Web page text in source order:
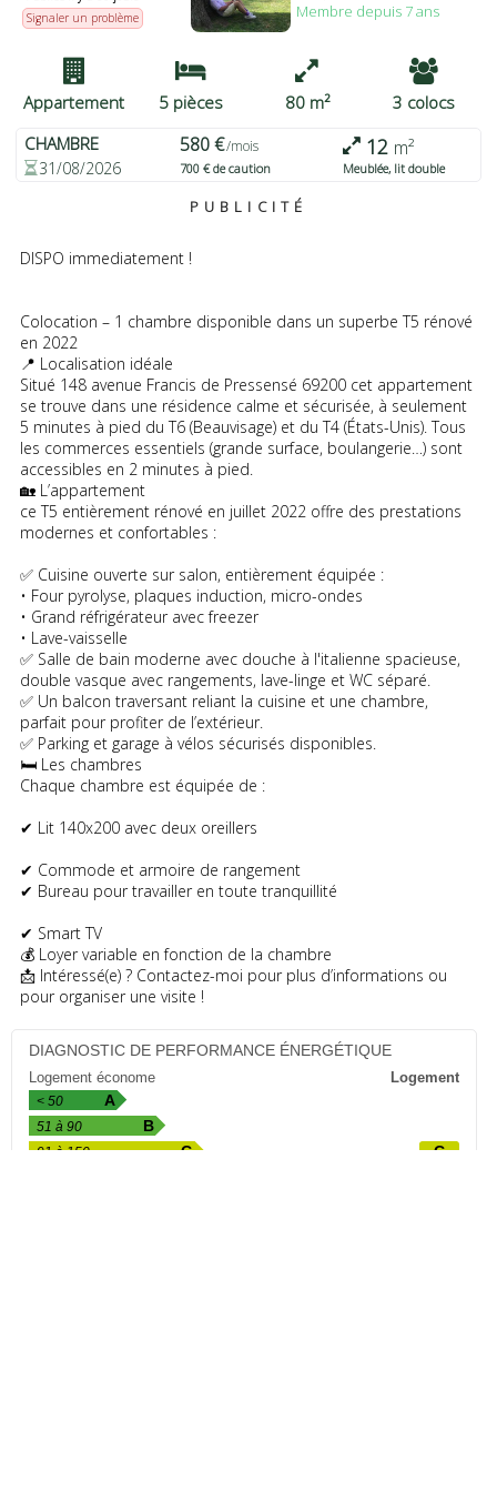
pouvez modifier vos préférences ou retirer votre
consentement à tout moment en revenant sur ce site et en
cliquant sur le bouton "Confidentialité" en bas de la page Web.
PLUS D'OPTIONS
Signaler un problème
Membre depuis 7 ans
Appartement 5 pièces 80 m²
3 colocs
CHAMBRE
580 €/mois 12 m²
31/08/2026 700 € de caution Meublée, lit double
PUBLICITÉ
DISPO immediatement !
Colocation – 1 chambre disponible dans un superbe T5 rénové
en 2022
📍 Localisation idéale
Situé 148 avenue Francis de Pressensé 69200 cet appartement
se trouve dans une résidence calme et sécurisée, à seulement
5 minutes à pied du T6 (Beauvisage) et du T4 (États-Unis). Tous
les commerces essentiels (grande surface, boulangerie…) sont
accessibles en 2 minutes à pied.
🏡 L’appartement
ce T5 entièrement rénové en juillet 2022 offre des prestations
modernes et confortables :
✅ Cuisine ouverte sur salon, entièrement équipée :
• Four pyrolyse, plaques induction, micro-ondes
• Grand réfrigérateur avec freezer
• Lave-vaisselle
✅ Salle de bain moderne avec douche à l'italienne spacieuse,
double vasque avec rangements, lave-linge et WC séparé.
✅ Un balcon traversant reliant la cuisine et une chambre,
parfait pour profiter de l’extérieur.
✅ Parking et garage à vélos sécurisés disponibles.
🛏 Les chambres
Chaque chambre est équipée de :
✔ Lit 140x200 avec deux oreillers
✔ Commode et armoire de rangement
✔ Bureau pour travailler en toute tranquillité
✔ Smart TV
💰 Loyer variable en fonction de la chambre
📩 Intéressé(e) ? Contactez-moi pour plus d’informations ou
pour organiser une visite !
DIAGNOSTIC DE PERFORMANCE ÉNERGÉTIQUE
Logement économe Logement
< 50 A
51 à 90 B
91 à 150 C C